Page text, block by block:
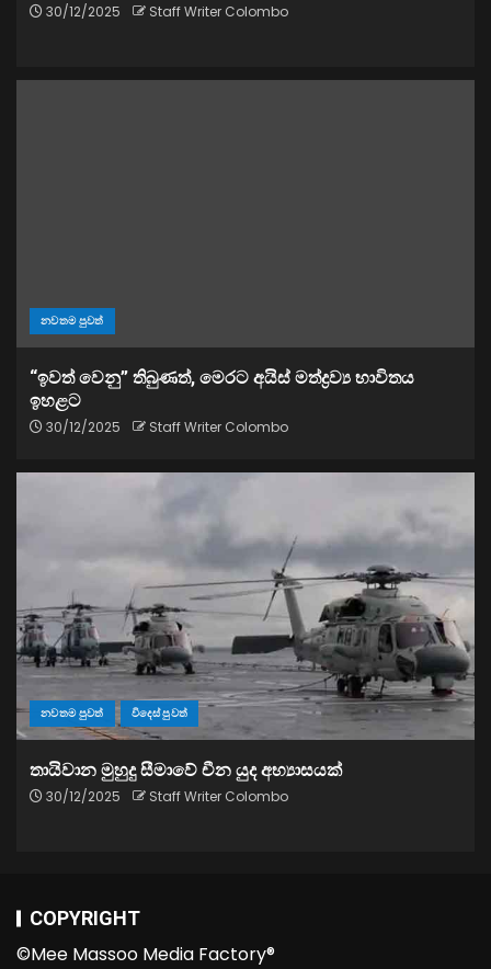
30/12/2025 Staff Writer Colombo
නවතම පුවත්
“ඉවත් වෙනු” තිබුණත්, මෙරට අයිස් මත්ද්‍රව්‍ය භාවිතය
ඉහළට
30/12/2025 Staff Writer Colombo
නවතම පුවත් විදෙස් පුවත්
තායිවාන මුහුදු සීමාවේ චීන යුද අභ්‍යාසයක්
30/12/2025 Staff Writer Colombo
COPYRIGHT
©Mee Massoo Media Factory®